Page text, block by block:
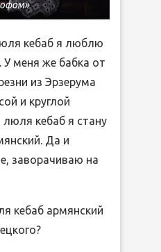
кебаб я люблю
У меня же бабка от
из Эрзерума
и круглой
кебаб я стану
Да и
заворачиваю на
кебаб армянский